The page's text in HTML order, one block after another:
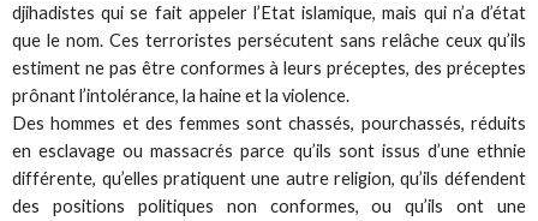
djihadistes qui se fait appeler l’Etat islamique, mais qui n’a d’état
que le nom. Ces terroristes persécutent sans relâche ceux qu’ils
estiment ne pas être conformes à leurs préceptes, des préceptes
prônant l’intolérance, la haine et la violence.
Des hommes et des femmes sont chassés, pourchassés, réduits
en esclavage ou massacrés parce qu’ils sont issus d’une ethnie
différente, qu’elles pratiquent une autre religion, qu’ils défendent
des positions politiques non conformes, ou qu’ils ont une